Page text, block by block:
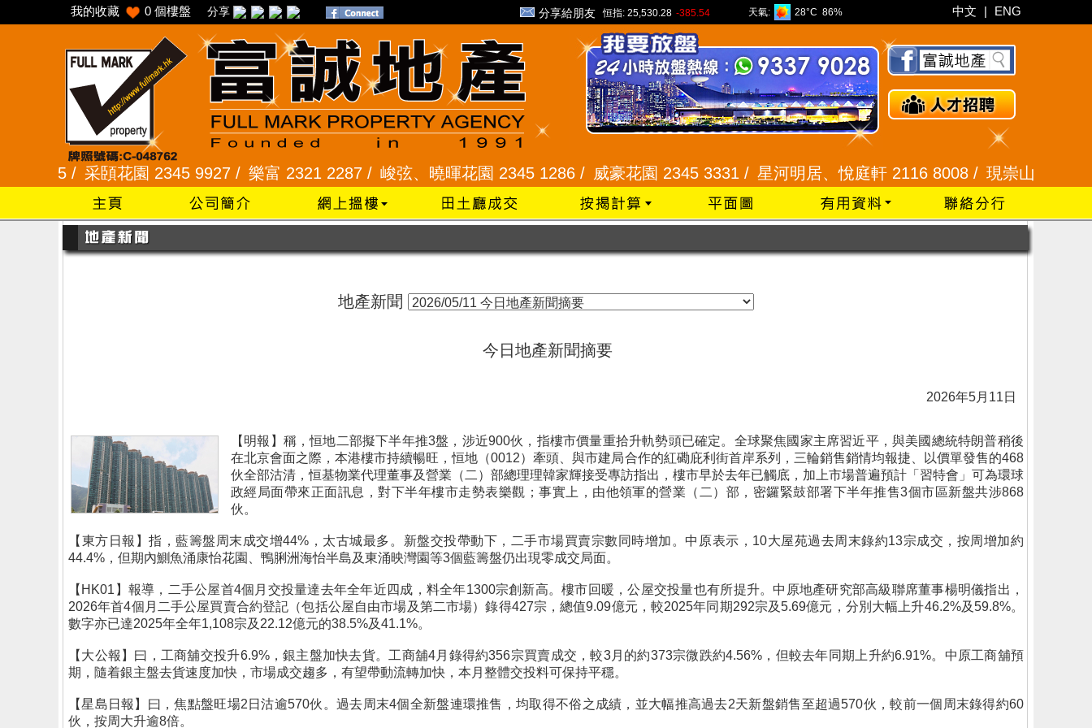
我的收藏 0 個樓盤 分享 分享給朋友 恒指: 25,530.28 -385.54 天氣: 28°C 86% 中文 | ENG
2345 / 采頣花園 2345 9927 / 樂富 2321 2287 / 峻弦、曉暉花園 2345 1286 / 威豪花園 2345 3331 / 星河明居、悅庭軒 2116 8008 / 現崇山、譽港
地產新聞
今日地產新聞摘要
2026年5月11日
【明報】稱，恒地二部擬下半年推3盤，涉近900伙，指樓市價量重拾升軌勢頭已確定。全球聚焦國家主席習近平，與美國總統特朗普稍後
在北京會面之際，本港樓市持續暢旺，恒地（0012）牽頭、與市建局合作的紅磡庇利街首岸系列，三輪銷售銷情均報捷、以價單發售的468
伙全部沽清，恒基物業代理董事及營業（二）部總理理韓家輝接受專訪指出，樓市早於去年已觸底，加上市場普遍預計「習特會」可為環球
政經局面帶來正面訊息，對下半年樓市走勢表樂觀；事實上，由他領軍的營業（二）部，密鑼緊鼓部署下半年推售3個市區新盤共涉868
伙。
【東方日報】指，藍籌盤周末成交增44%，太古城最多。新盤交投帶動下，二手市場買賣宗數同時增加。中原表示，10大屋苑過去周末錄約13宗成交，按周增加約
44.4%，但期內鰂魚涌康怡花園、鴨脷洲海怡半島及東涌映灣園等3個藍籌盤仍出現零成交局面。
【HK01】報導，二手公屋首4個月交投量達去年全年近四成，料全年1300宗創新高。樓市回暖，公屋交投量也有所提升。中原地產研究部高級聯席董事楊明儀指出，
2026年首4個月二手公屋買賣合約登記（包括公屋自由市場及第二市場）錄得427宗，總值9.09億元，較2025年同期292宗及5.69億元，分別大幅上升46.2%及59.8%。
數字亦已達2025年全年1,108宗及22.12億元的38.5%及41.1%。
【大公報】曰，工商舖交投升6.9%，銀主盤加快去貨。工商舖4月錄得約356宗買賣成交，較3月的約373宗微跌約4.56%，但較去年同期上升約6.91%。中原工商舖預
期，隨着銀主盤去貨速度加快，市場成交趨多，有望帶動流轉加快，本月整體交投料可保持平穩。
【星島日報】曰，焦點盤旺場2日沽逾570伙。過去周末4個全新盤連環推售，均取得不俗之成績，並大幅推高過去2天新盤銷售至超過570伙，較前一個周末錄得約60
伙，按周大升逾8倍。